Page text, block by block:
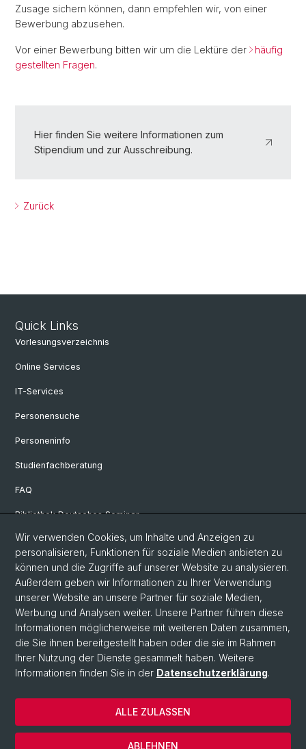
Zusage sichern können, dann empfehlen wir, von einer
Bewerbung abzusehen.
Vor einer Bewerbung bitten wir um die Lektüre der
häufig
gestellten Fragen.
Hier finden Sie weitere Informationen zum
Stipendium und zur Ausschreibung.
Zurück
Quick Links
Vorlesungsverzeichnis
Online Services
IT-Services
Personensuche
Personeninfo
Studienfachberatung
FAQ
Bibliothek Deutsches Seminar
Neuere deutsche Literaturwissenschaft
Germanistische Mediävistik
Deutsche Sprachwissenschaft
© Universität Basel
Philosophisch-Historische Fakultät
Sprach- und Literaturwissenschaften
Home
Datenschutzerklärung
Wir verwenden Cookies, um Inhalte und Anzeigen zu
personalisieren, Funktionen für soziale Medien anbieten zu
können und die Zugriffe auf unserer Website zu analysieren.
Außerdem geben wir Informationen zu Ihrer Verwendung
unserer Website an unsere Partner für soziale Medien,
Werbung und Analysen weiter. Unsere Partner führen diese
Informationen möglicherweise mit weiteren Daten zusammen,
die Sie ihnen bereitgestellt haben oder die sie im Rahmen
Ihrer Nutzung der Dienste gesammelt haben. Weitere
Informationen finden Sie in der Datenschutzerklärung.
ABLEHNEN
ALLE ZULASSEN